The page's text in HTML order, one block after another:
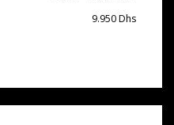
9.950Dhs